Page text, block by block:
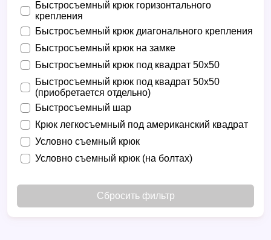
Быстросъемный крюк горизонтального
крепления
Быстросъемный крюк диагонального крепления
Быстросъемный крюк на замке
Быстросъемный крюк под квадрат 50х50
Быстросъемный крюк под квадрат 50х50
(приобретается отдельно)
Быстросъемный шар
Крюк легкосъемный под американский квадрат
Условно съемный крюк
Условно съемный крюк (на болтах)
Сбросить фильтр